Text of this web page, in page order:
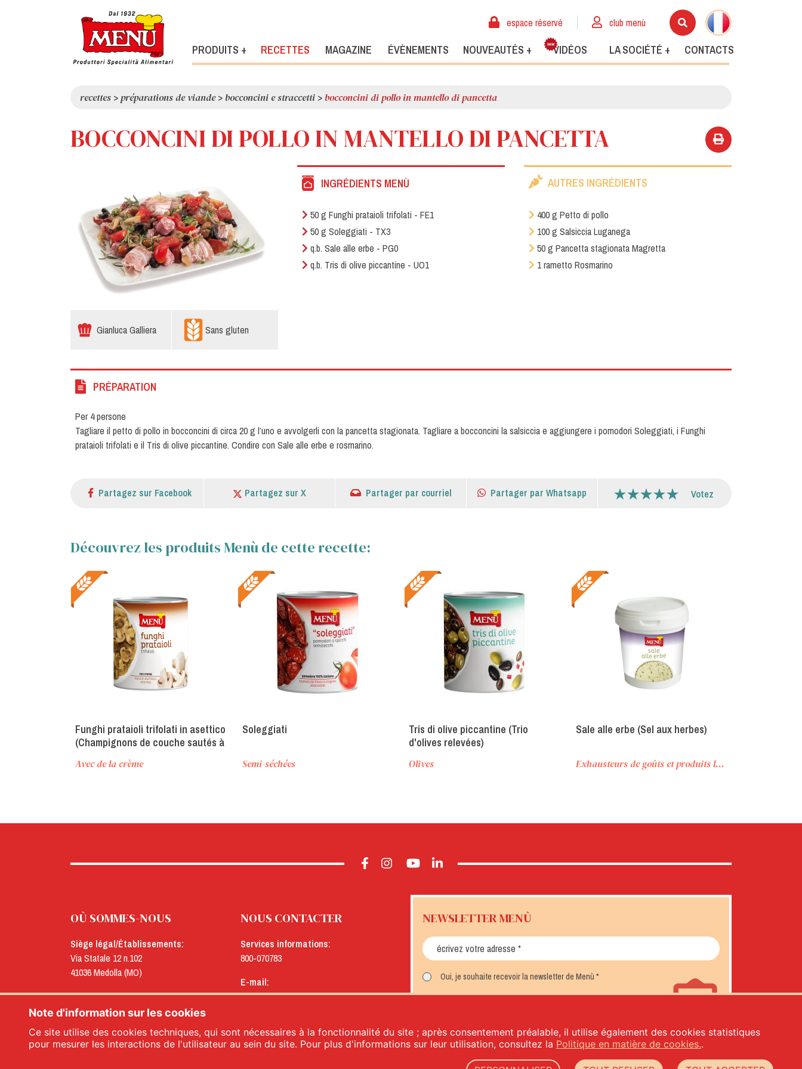
espace réservé club menù
PRODUITS + RECETTES MAGAZINE ÉVÈNEMENTS NOUVEAUTÉS + VIDÉOS LA SOCIÉTÉ + CONTACTS
recettes >préparations de viande> bocconcini e straccetti > bocconcini di pollo in mantello di pancetta
BOCCONCINI DI POLLO IN MANTELLO DI PANCETTA
Gianluca Galliera Sans gluten
INGRÉDIENTS MENÙ
50 g Funghi prataioli trifolati - FE1
50 g Soleggiati - TX3
q.b. Sale alle erbe - PG0
q.b. Tris di olive piccantine - UO1
AUTRES INGRÉDIENTS
400 g Petto di pollo
100 g Salsiccia Luganega
50 g Pancetta stagionata Magretta
1 rametto Rosmarino
PRÉPARATION
Per 4 persone
Tagliare il petto di pollo in bocconcini di circa 20 g l’uno e avvolgerli con la pancetta stagionata. Tagliare a bocconcini la salsiccia e aggiungere i pomodori Soleggiati, i Funghi
prataioli trifolati e il Tris di olive piccantine. Condire con Sale alle erbe e rosmarino.
Partagez sur Facebook Partagez sur X Partager par courriel Partager par Whatsapp Votez
Découvrez les produits Menù de cette recette:
Funghi prataioli trifolati in asettico
(Champignons de couche sautés à
aseptique)
Avec de la crème
Soleggiati
Semi-séchées
Tris di olive piccantine (Trio
d'olives relevées)
Olives
Sale alle erbe (Sel aux herbes)
Exhausteurs de goûts et produits lyophilisés
OÙ SOMMES-NOUS
Siège légal/Établissements:
Via Statale 12 n.102
41036 Medolla (MO)
Bureaux:
Via Concordia n.25
NOUS CONTACTER
Services informations:
800-070783
E-mail:
menu@menu.it
NEWSLETTER MENÙ
Oui, je souhaite recevoir la newsletter de Menù *
Note d'information sur les cookies
Ce site utilise des cookies techniques, qui sont nécessaires à la fonctionnalité du site ; après consentement préalable, il utilise également des cookies statistiques
pour mesurer les interactions de l'utilisateur au sein du site. Pour plus d'informations sur leur utilisation, consultez la Politique en matière de cookies..